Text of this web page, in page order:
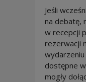
Jeśli
na debatę,
w recepcji
rezerwacji
wydarzeniu
dostępne
mogły